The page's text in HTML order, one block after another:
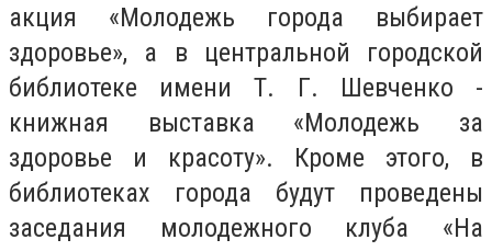
акция «Молодежь города выбирает
здоровье», а в центральной городской
библиотеке имени Т. Г. Шевченко -
книжная выставка «Молодежь за
здоровье и красоту». Кроме этого, в
библиотеках города будут проведены
заседания молодежного клуба «На